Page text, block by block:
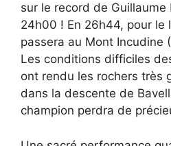
sur le record de Guillaume
24h00 ! En 26h44, pour le
passera au Mont Incudine
Les conditions difficiles
ont rendu les rochers très
dans la descente de
champion perdra de